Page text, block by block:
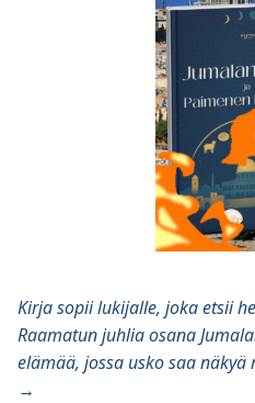
Kirja sopii lukijalle, joka etsii
Raamatun juhlia osana
elämää, jossa usko saa
→